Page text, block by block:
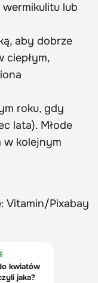
lub
aby dobrze
ciepłym,
roku, gdy
lata). Młode
w kolejnym
Vitamin/Pixabay